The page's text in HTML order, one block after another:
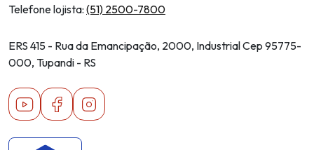
Telefone lojista: (51) 2500-7800
ERS 415 - Rua da Emancipação, 2000, Industrial Cep 95775-
000, Tupandi - RS
YoutubeFacebookInstagram